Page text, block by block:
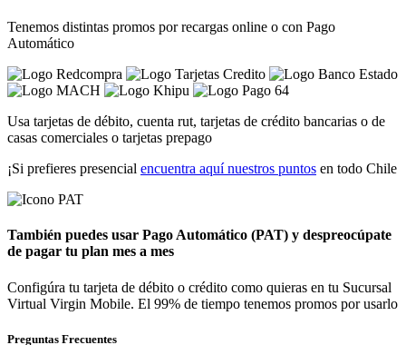
Tenemos distintas promos por recargas online o con Pago
Automático
Usa tarjetas de débito, cuenta rut, tarjetas de crédito bancarias o de
casas comerciales o tarjetas prepago
¡Si prefieres presencial encuentra aquí nuestros puntos en todo Chile
También puedes usar Pago Automático (PAT) y despreocúpate
de pagar tu plan mes a mes
Configúra tu tarjeta de débito o crédito como quieras en tu Sucursal
Virtual Virgin Mobile. El 99% de tiempo tenemos promos por usarlo
Preguntas Frecuentes